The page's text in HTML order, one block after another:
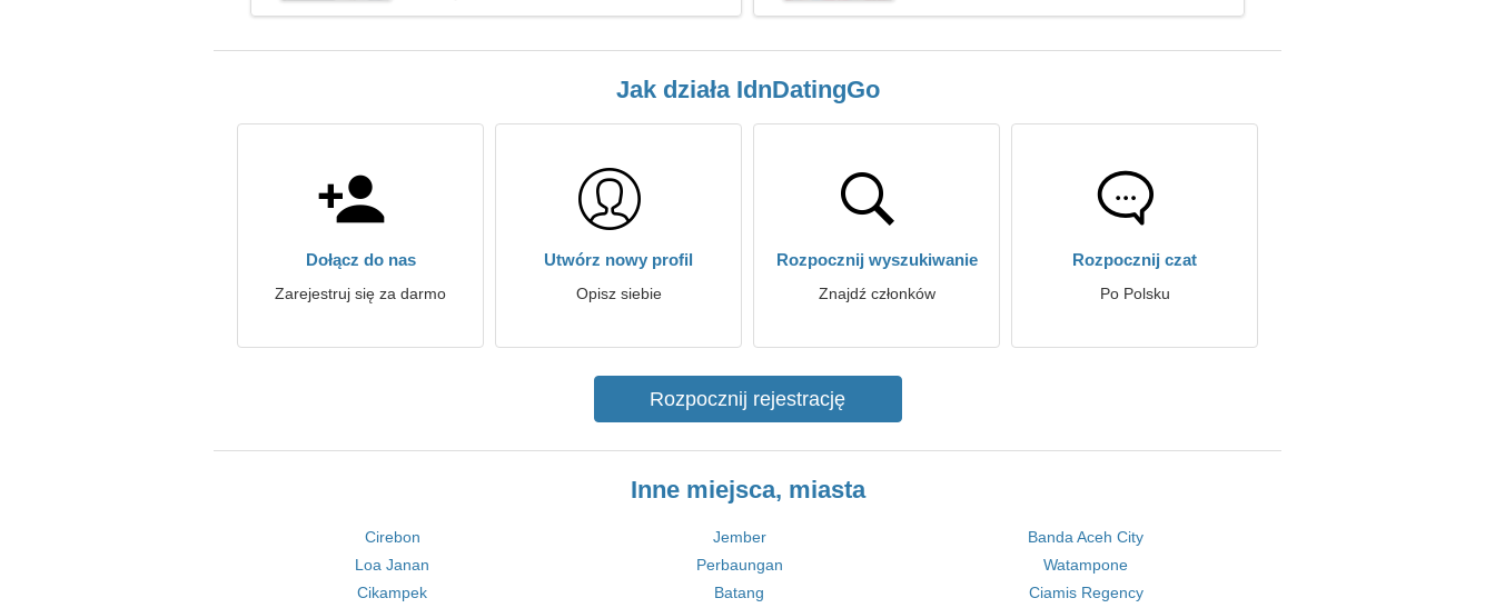
Jak działa IdnDatingGo
Dołącz do nas
Zarejestruj się za darmo
Utwórz nowy profil
Opisz siebie
Rozpocznij wyszukiwanie
Znajdź członków
Rozpocznij czat
Po Polsku
Rozpocznij rejestrację
Inne miejsca, miasta
Cirebon Jember
Banda Aceh City
Loa Janan
Perbaungan
Watampone
Cikampek
Batang Ciamis Regency